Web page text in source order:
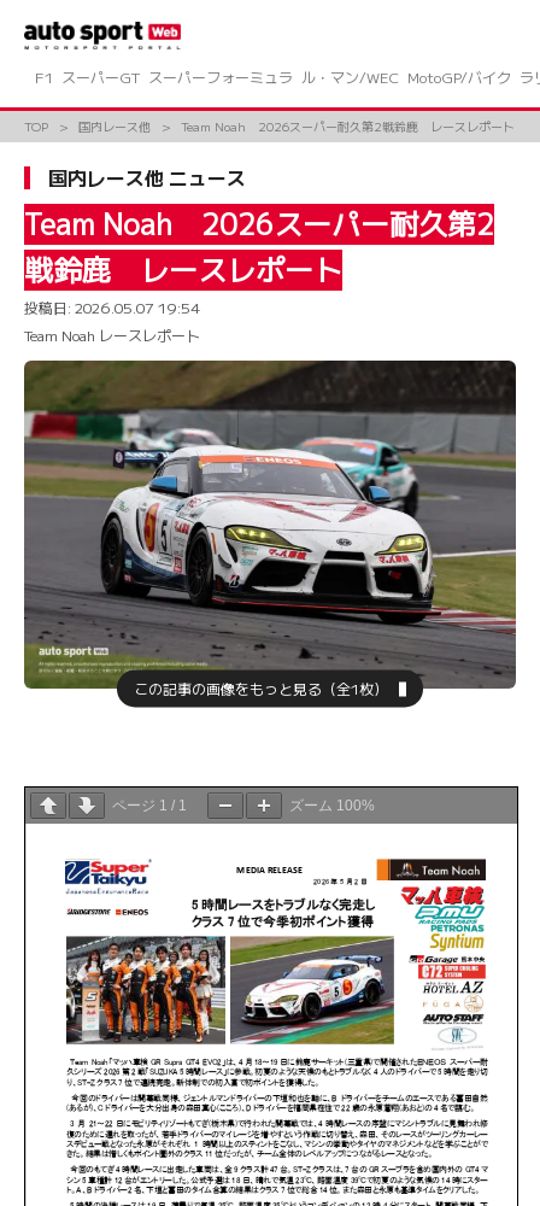
ツ
ス
F1 スーパーGT スーパーフォーミュラ ル・マン/WEC MotoGP/バイク ラ
TOP 国内レース他 Team Noah 2026スーパー耐久第2戦鈴鹿 レースレポート
国内レース他 ニュース
Team Noah 2026スーパー耐久第2
戦鈴鹿 レースレポート
投稿日: 2026.05.07 19:54
Team Noah レースレポート
この記事の画像をもっと見る（全1枚）
ページ 1 / 1 ズーム 100%